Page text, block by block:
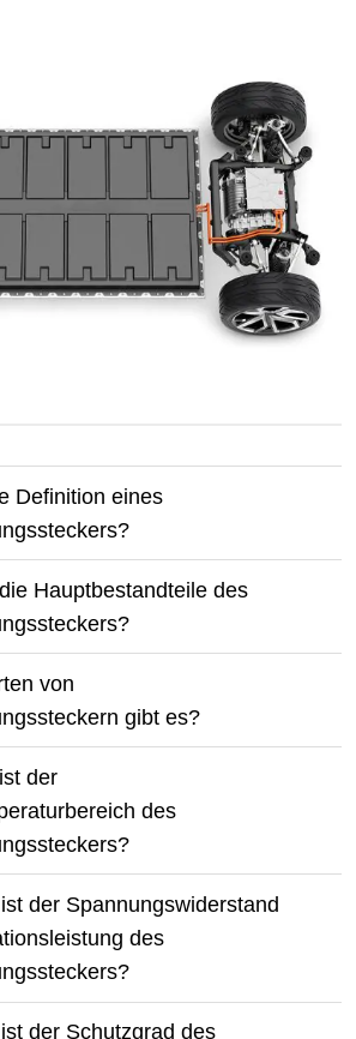
Definition eines
Hauptbestandteile des
von
gibt es?
der
des
der Spannungswiderstand
des
der Schutzgrad des